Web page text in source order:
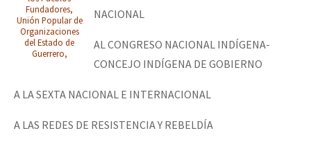
Fundadores,
Unión Popular de
Organizaciones
del Estado de
Guerrero,
NACIONAL
AL CONGRESO NACIONAL INDÍGENA-
CONCEJO INDÍGENA DE GOBIERNO
A LA SEXTA NACIONAL E INTERNACIONAL
A LAS REDES DE RESISTENCIA Y REBELDÍA